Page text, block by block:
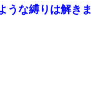
ですが○○さんご本人で
うな縛りは解きま